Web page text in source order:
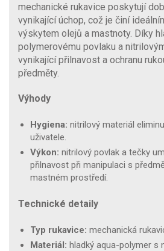
mechanické rukavice poskytují
vynikající úchop, což je činí
výskytem olejů a mastnoty. Díky
polymerovému povlaku a
vynikající přilnavost a ochranu
předměty.
Výhody
Hygiena: nitrilový materiál
uživatele.
Výkon: nitrilový povlak a tečky
přilnavost při manipulaci s
mastném prostředí.
Technické detaily
Typ rukavice: mechanická
Materiál: hladký aqua-polymer s